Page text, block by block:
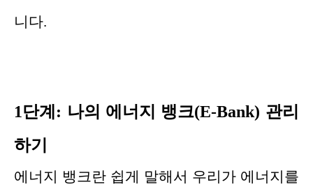
니다.
1단계: 나의 에너지 뱅크(E-Bank) 관리
하기
에너지 뱅크란 쉽게 말해서 우리가 에너지를